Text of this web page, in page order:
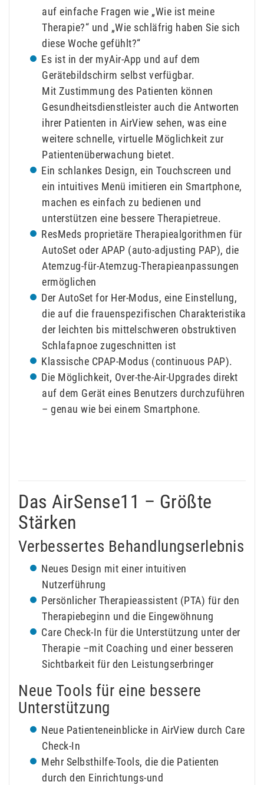
auf einfache Fragen wie „Wie ist meine
Therapie?“ und „Wie schläfrig haben Sie sich
diese Woche gefühlt?“
Es ist in der myAir-App und auf dem
Gerätebildschirm selbst verfügbar.
Mit Zustimmung des Patienten können
Gesundheitsdienstleister auch die Antworten
ihrer Patienten in AirView sehen, was eine
weitere schnelle, virtuelle Möglichkeit zur
Patientenüberwachung bietet.
Ein schlankes Design, ein Touchscreen und
ein intuitives Menü imitieren ein Smartphone,
machen es einfach zu bedienen und
unterstützen eine bessere Therapietreue.
ResMeds proprietäre Therapiealgorithmen für
AutoSet oder APAP (auto-adjusting PAP), die
Atemzug-für-Atemzug-Therapieanpassungen
ermöglichen
Der AutoSet for Her-Modus, eine Einstellung,
die auf die frauenspezifischen Charakteristika
der leichten bis mittelschweren obstruktiven
Schlafapnoe zugeschnitten ist
Klassische CPAP-Modus (continuous PAP).
Die Möglichkeit, Over-the-Air-Upgrades direkt
auf dem Gerät eines Benutzers durchzuführen
– genau wie bei einem Smartphone.
Das AirSense11 – Größte
Stärken
Verbessertes Behandlungserlebnis
Neues Design mit einer intuitiven
Nutzerführung
Persönlicher Therapieassistent (PTA) für den
Therapiebeginn und die Eingewöhnung
Care Check-In für die Unterstützung unter der
Therapie –mit Coaching und einer besseren
Sichtbarkeit für den Leistungserbringer
Neue Tools für eine bessere
Unterstützung
Neue Patienteneinblicke in AirView durch Care
Check-In
Mehr Selbsthilfe-Tools, die die Patienten
durch den Einrichtungs-und